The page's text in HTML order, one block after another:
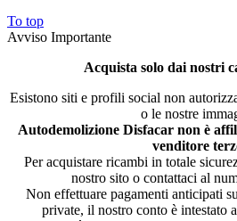
To top
Avviso Importante
Acquista solo dai nostri
Esistono siti e profili social non
o le nostre
Autodemolizione Disfacar non è
venditore
Per acquistare ricambi in totale
nostro sito o contattaci al
Non effettuare pagamenti anticipati
private, il nostro conto è intestato a